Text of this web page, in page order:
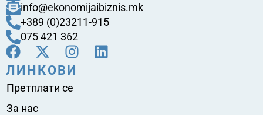
info@ekonomijaibiznis.mk
+389 (0)23211-915
075 421 362
ЛИНКОВИ
Претплати се
За нас